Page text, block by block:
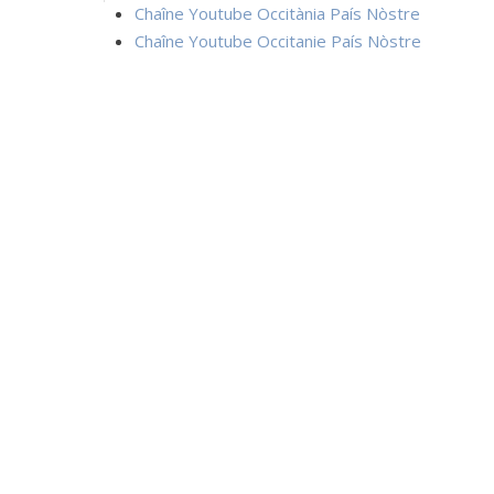
Chaîne Youtube Occitània País Nòstre
Chaîne Youtube Occitanie País Nòstre